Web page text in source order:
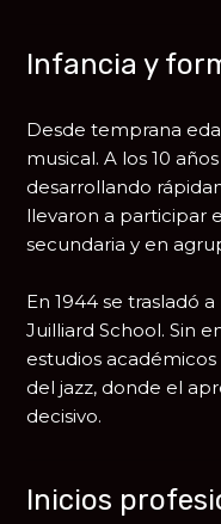
Infancia y
Desde temprana
musical. A los 10
desarrollando
llevaron a participar
secundaria y en
En 1944 se trasladó a
Juilliard School. Sin
estudios
del jazz, donde el
decisivo.
Inicios